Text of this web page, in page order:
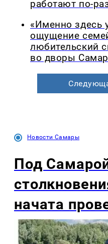
работают по-
«Именно здесь
ощущение
любительский
во дворы
Новости Самары
Под
начата